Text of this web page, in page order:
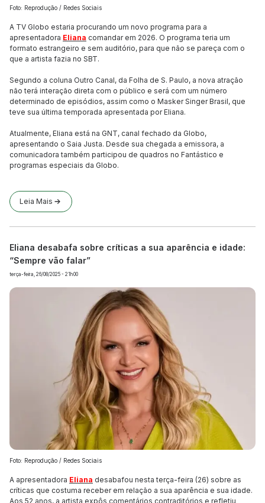
Foto: Reprodução / Redes Sociais
A TV Globo estaria procurando um novo programa para a
apresentadora Eliana comandar em 2026. O programa teria um
formato estrangeiro e sem auditório, para que não se pareça com o
que a artista fazia no SBT.
Segundo a coluna Outro Canal, da Folha de S. Paulo, a nova atração
não terá interação direta com o público e será com um número
determinado de episódios, assim como o Masker Singer Brasil, que
teve sua última temporada apresentada por Eliana.
Atualmente, Eliana está na GNT, canal fechado da Globo,
apresentando o Saia Justa. Desde sua chegada a emissora, a
comunicadora também participou de quadros no Fantástico e
programas especiais da Globo.
Leia Mais
Eliana desabafa sobre críticas a sua aparência e idade:
“Sempre vão falar”
terça-feira, 26/08/2025 - 21h00
Foto: Reprodução / Redes Sociais
A apresentadora Eliana desabafou nesta terça-feira (26) sobre as
críticas que costuma receber em relação a sua aparência e sua idade.
Aos 52 anos, a artista expôs comentários contraditórios e refletiu